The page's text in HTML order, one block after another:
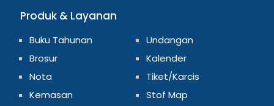
Produk & Layanan
Buku Tahunan
Brosur
Nota
Kemasan
Undangan
Kalender
Tiket/Karcis
Stof Map